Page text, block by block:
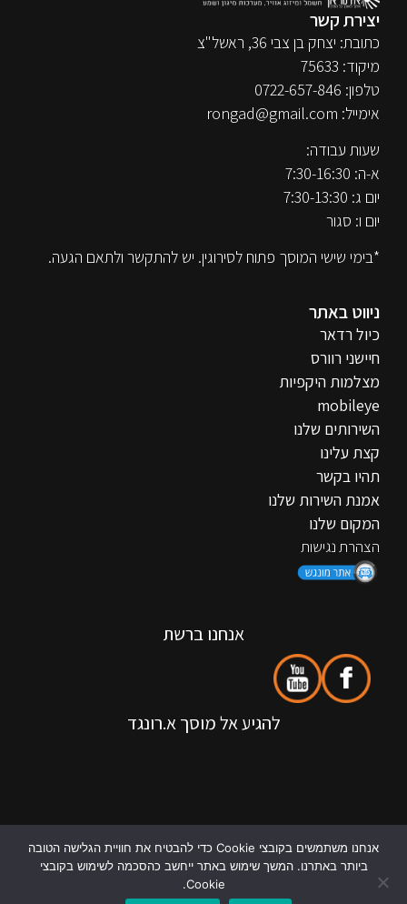
יצירת קשר
כתובת: יצחק בן צבי 36, ראשל"צ
מיקוד: 75633
טלפון: 0722-657-846
אימייל: rongad@gmail.com
שעות עבודה:
א-ה: 7:30-16:30
יום ג: 7:30-13:30
יום ו: סגור
*בימי שישי המוסך פתוח לסירוגין. יש להתקשר ולתאם הגעה.
ניווט באתר
כיול רדאר
חיישני רוורס
מצלמות היקפיות
mobileye
השירותים שלנו
קצת עלינו
תהיו בקשר
אמנת השירות שלנו
המקום שלנו
הצהרת נגישות
אנחנו ברשת
להגיע אל מוסך א.רונגד
אנחנו משתמשים בקובצי Cookie כדי להבטיח את חוויית הגלישה הטובה
ביותר באתרנו. המשך שימוש באתר ייחשב כהסכמה לשימוש בקובצי
Cookie.